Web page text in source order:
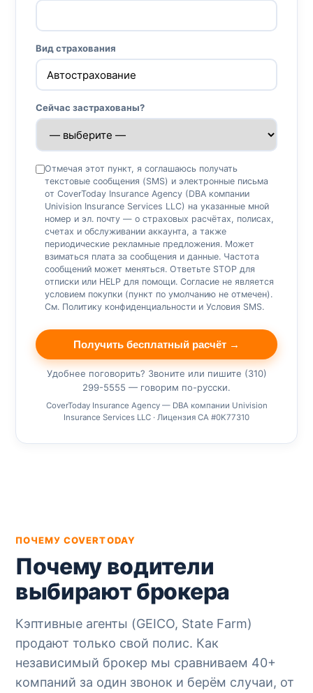
Вид страхования
Сейчас застрахованы?
Отмечая этот пункт, я соглашаюсь получать
текстовые сообщения (SMS) и электронные письма
от CoverToday Insurance Agency (DBA компании
Univision Insurance Services LLC) на указанные мной
номер и эл. почту — о страховых расчётах, полисах,
счетах и обслуживании аккаунта, а также
периодические рекламные предложения. Может
взиматься плата за сообщения и данные. Частота
сообщений может меняться. Ответьте STOP для
отписки или HELP для помощи. Согласие не является
условием покупки (пункт по умолчанию не отмечен).
См. Политику конфиденциальности и Условия SMS.
Получить бесплатный расчёт →
Удобнее поговорить? Звоните или пишите (310)
299-5555 — говорим по-русски.
CoverToday Insurance Agency — DBA компании Univision
Insurance Services LLC · Лицензия CA #0K77310
ПОЧЕМУ COVERTODAY
Почему водители
выбирают брокера
Кэптивные агенты (GEICO, State Farm)
продают только свой полис. Как
независимый брокер мы сравниваем 40+
компаний за один звонок и берём случаи, от